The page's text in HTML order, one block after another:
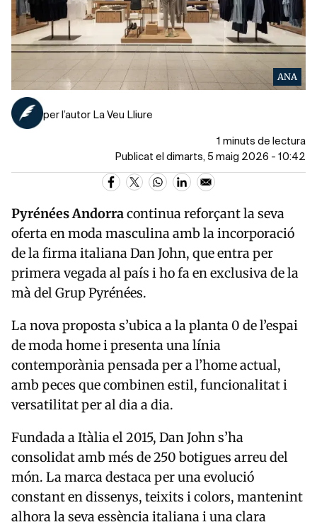
ANA
per l’autor La Veu Lliure
1 minuts de lectura
Publicat el dimarts, 5 maig 2026 - 10:42
Pyrénées Andorracontinua reforçant la seva
oferta en moda masculina amb la incorporació
de la firma italiana Dan John, que entra per
primera vegada al país i ho fa en exclusiva de la
mà del Grup Pyrénées.
La nova proposta s’ubica a la planta 0 de l’espai
de moda home i presenta una línia
contemporània pensada per a l’home actual,
amb peces que combinen estil, funcionalitat i
versatilitat per al dia a dia.
Fundada a Itàlia el 2015, Dan John s’ha
consolidat amb més de 250 botigues arreu del
món. La marca destaca per una evolució
constant en dissenys, teixits i colors, mantenint
alhora la seva essència italiana i una clara